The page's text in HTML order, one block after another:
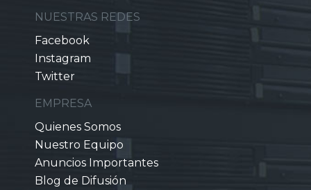
NUESTRAS REDES
Facebook
Instagram
Twitter
EMPRESA
Quienes Somos
Nuestro Equipo
Anuncios Importantes
Blog de Difusión